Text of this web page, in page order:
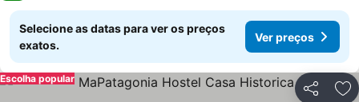
Selecione as datas para ver os preços
exatos.
Ver preços
Partilhar
Escolha popular